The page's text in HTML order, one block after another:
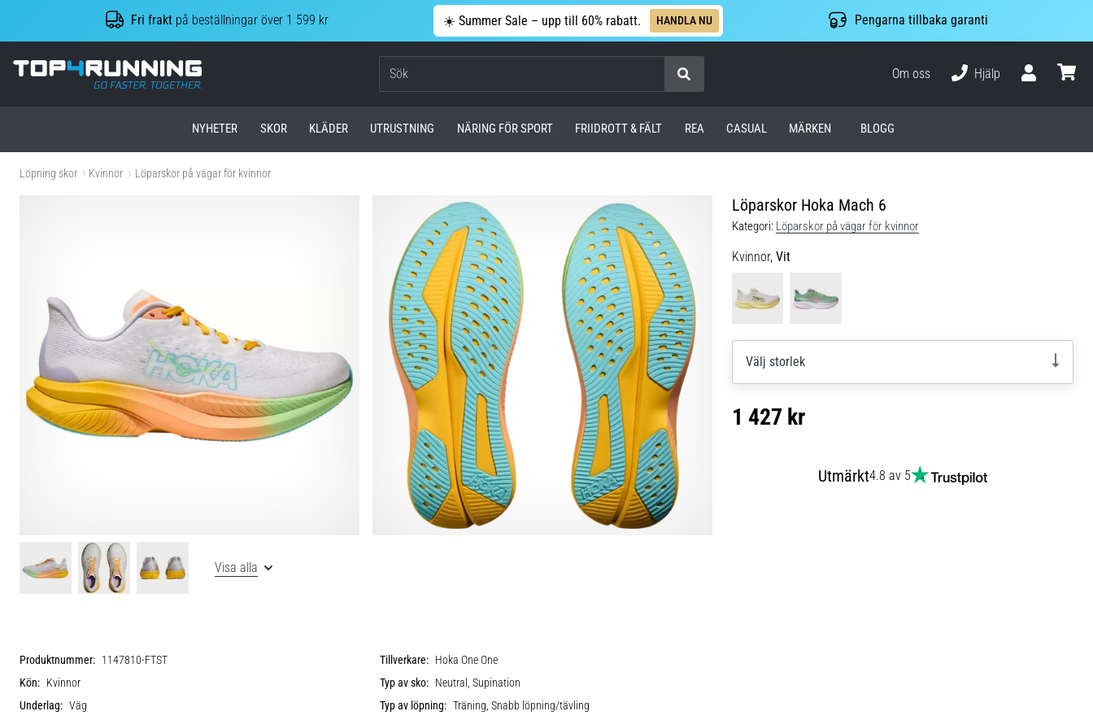
Fri frakt på beställningar över 1 599 kr ☀️ Summer Sale – upp till 60% rabatt. HANDLA NU Pengarna tillbaka garanti
Top4Running.se
Om oss
Hjälp
NYHETER SKOR KLÄDER UTRUSTNING NÄRING FÖR SPORT FRIIDROTT & FÄLT REA CASUAL MÄRKEN BLOGG
Löpning skor Kvinnor Löparskor på vägar för kvinnor
Löparskor Hoka Mach 6
Kategori: Löparskor på vägar för kvinnor
Kvinnor, Vit
Välj storlek
1 427 kr
Utmärkt4.8 av 5
Visa alla
Produktnummer: 1147810-FTST Tillverkare: Hoka One One
Kön: Kvinnor Typ av sko: Neutral, Supination
Underlag: Väg Typ av löpning: Träning, Snabb löpning/tävling